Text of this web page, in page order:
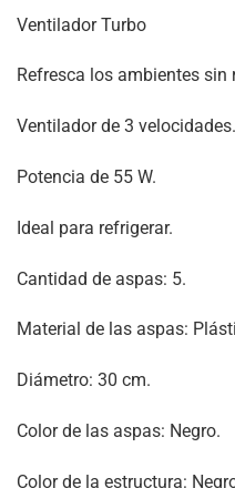
Ventilador Turbo
Refresca los ambientes sin
Ventilador de 3 velocidades.
Potencia de 55 W.
Ideal para refrigerar.
Cantidad de aspas: 5.
Material de las aspas:
Diámetro: 30 cm.
Color de las aspas: Negro.
Color de la estructura: